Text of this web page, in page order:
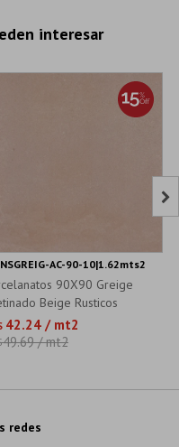
interesar
90X90 Greige
Beige Rusticos
42.24 / mt2
49.69 / mt2
AC-90-10|1.62mts2

redes